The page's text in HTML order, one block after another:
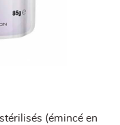
(émincé en